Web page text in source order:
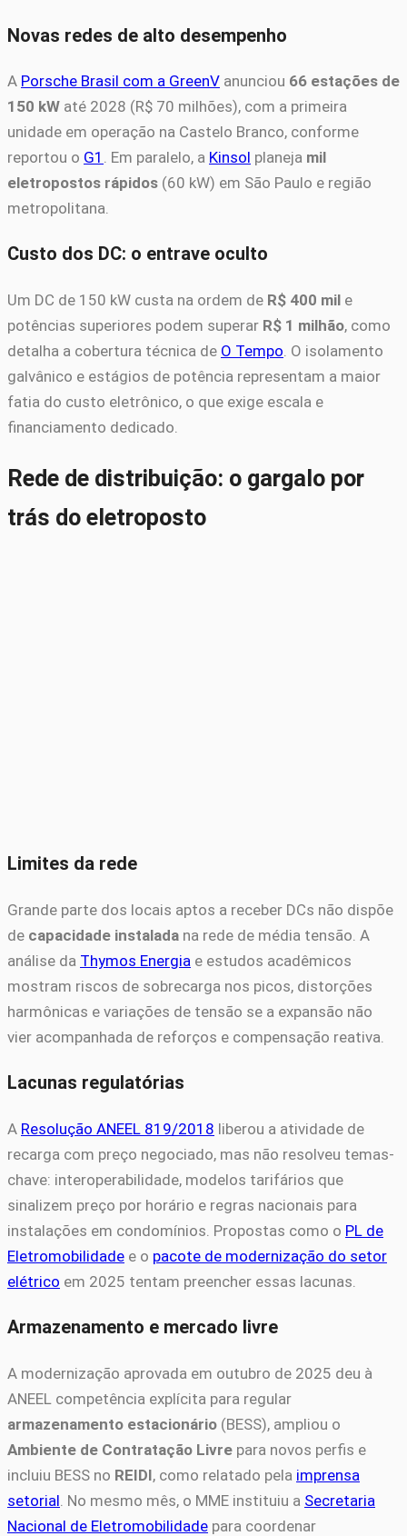
Novas redes de alto desempenho
A Porsche Brasil com a GreenV anunciou 66 estações de
150 kW até 2028 (R$ 70 milhões), com a primeira
unidade em operação na Castelo Branco, conforme
reportou o G1 . Em paralelo, a Kinsol planeja mil
eletropostos rápidos (60 kW) em São Paulo e região
metropolitana.
Custo dos DC: o entrave oculto
Um DC de 150 kW custa na ordem de R$ 400 mil e
potências superiores podem superar R$ 1 milhão, como
detalha a cobertura técnica de O Tempo. O isolamento
galvânico e estágios de potência representam a maior
fatia do custo eletrônico, o que exige escala e
financiamento dedicado.
Rede de distribuição: o gargalo por
trás do eletroposto
Limites da rede
Grande parte dos locais aptos a receber DCs não dispõe
de capacidade instalada na rede de média tensão. A
análise da Thymos Energia e estudos acadêmicos
mostram riscos de sobrecarga nos picos, distorções
harmônicas e variações de tensão se a expansão não
vier acompanhada de reforços e compensação reativa.
Lacunas regulatórias
A Resolução ANEEL 819/2018 liberou a atividade de
recarga com preço negociado, mas não resolveu temas-
chave: interoperabilidade, modelos tarifários que
sinalizem preço por horário e regras nacionais para
instalações em condomínios. Propostas como o PL de
Eletromobilidade e o pacote de modernização do setor
elétrico em 2025 tentam preencher essas lacunas.
Armazenamento e mercado livre
A modernização aprovada em outubro de 2025 deu à
ANEEL competência explícita para regular
armazenamento estacionário (BESS), ampliou o
Ambiente de Contratação Livre para novos perfis e
incluiu BESS no REIDI, como relatado pela imprensa
setorial . No mesmo mês, o MME instituiu a Secretaria
Nacional de Eletromobilidade para coordenar